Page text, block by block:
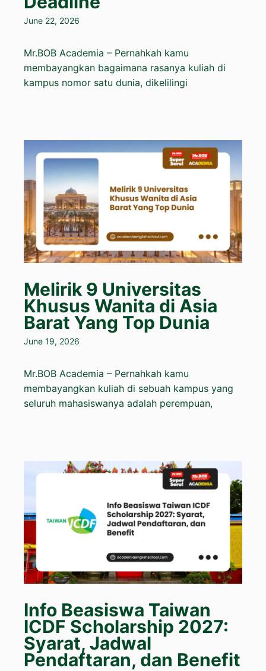
June 22, 2026
Mr.BOB Academia – Pernahkah kamu
membayangkan bagaimana rasanya kuliah di
kampus nomor satu dunia, dikelilingi
Melirik 9 Universitas
Khusus Wanita di Asia
Barat Yang Top Dunia
June 19, 2026
Mr.BOB Academia – Pernahkah kamu
membayangkan kuliah di sebuah kampus yang
seluruh mahasiswanya adalah perempuan,
Info Beasiswa Taiwan
ICDF Scholarship 2027:
Syarat, Jadwal
Pendaftaran, dan Benefit